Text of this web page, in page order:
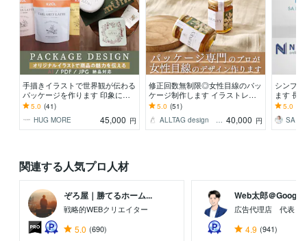
手描きイラストで世界観が伝わる
パッケージを作ります 印象に残
る温かみのあるパッケージデザイ
ンをご提案します
5.0 (41)
HUG MORE
45,000 円
修正回数無制限◎女性目線のパッ
ケージ制作します イラストレー
ターとしても活動する女性デザイ
ナーが提案します
5.0 (51)
ALLTAG design アルターク 40,000 円
シンプ
ます 長
会社の
5.0
関連する人気プロ人材
ぞろ屋｜勝てるホーム...
戦略的WEBクリエイター
5.0 (690)
Web太郎＠Goog...
広告代理店 代表＆
4.9 (941)